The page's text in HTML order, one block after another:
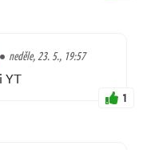
neděle, 23. 5., 19:57
YT
1